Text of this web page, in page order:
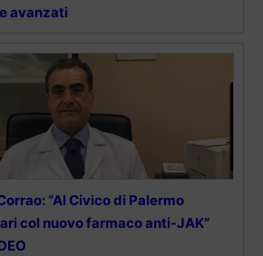
avanzati
“Al Civico di Palermo
col nuovo farmaco anti-JAK”